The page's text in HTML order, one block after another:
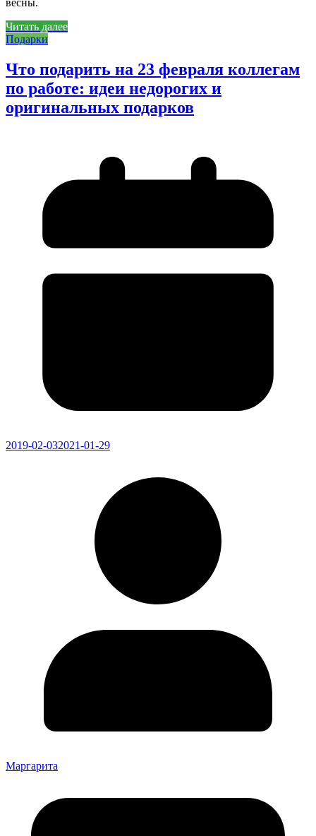
весны.
Читать далее
Подарки
Что подарить на 23 февраля коллегам
по работе: идеи недорогих и
оригинальных подарков
2019-02-032021-01-29
Маргарита